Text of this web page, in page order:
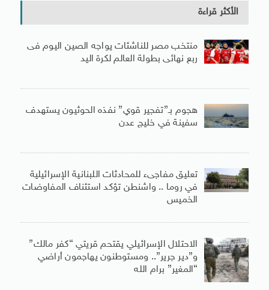
الأكثر قراءة
منتخب مصر للناشئات يواجه الصين اليوم فى
ربع نهائى بطولة العالم لكرة اليد
هجوم بـ”تفجير قوي” نفذه الحوثيون يستهدف
سفينة في خليج عدن
تعليق مفاجىء للمحادثات اللبنانية الإسرائيلية
في روما .. واشنطن تؤكد استئناف المفاوضات
الخميس
الاحتلال الإسرائيلي يقتحم قريتي “كفر مالك”
و”دير جرير”.. ومستوطنون يهاجمون أراضي
“المغير” برام الله